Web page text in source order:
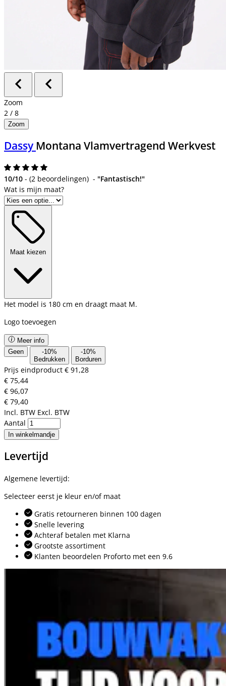
Zoom
2 / 8
Zoom
Dassy Montana Vlamvertragend Werkvest
10/10 - (2 beoordelingen) - "Fantastisch!"
Maat kiezen
Het model is 180 cm en draagt maat M.
Logo toevoegen
Meer info
Geen
-10%
Bedrukken
-10%
Borduren
Prijs eindproduct € 91,28
€ 75,44
€ 96,07
€ 79,40
Incl. BTW Excl. BTW
Aantal
In winkelmandje
Levertijd
Algemene levertijd:
Selecteer eerst je kleur en/of maat
Gratis retourneren binnen 100 dagen
Snelle levering
Achteraf betalen met Klarna
Grootste assortiment
Klanten beoordelen Proforto met een 9.6